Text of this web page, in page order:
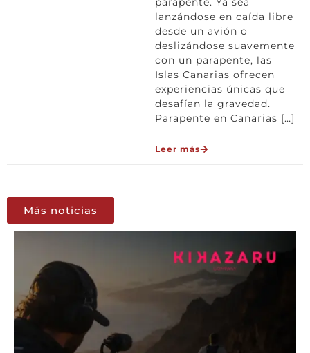
lanzándose en caída libre
desde un avión o
deslizándose suavemente
con un parapente, las
Islas Canarias ofrecen
experiencias únicas que
desafían la gravedad.
Parapente en Canarias […]
Leer más
Más noticias